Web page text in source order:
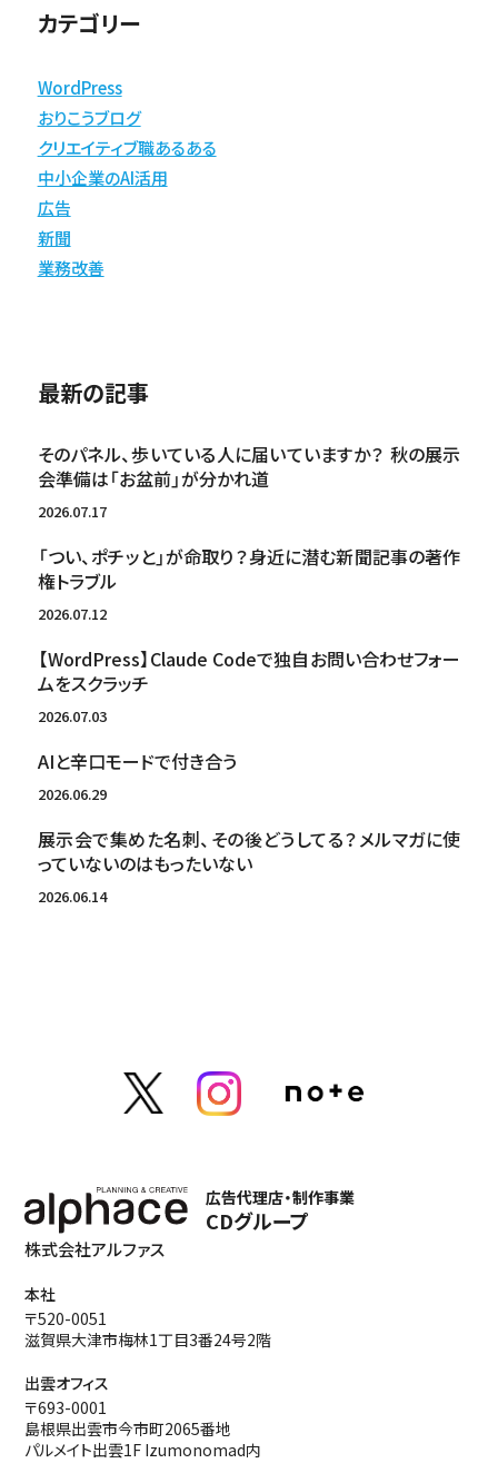
カテゴリー
WordPress
おりこうブログ
クリエイティブ職あるある
中小企業のAI活用
広告
新聞
業務改善
最新の記事
そのパネル、歩いている人に届いていますか？ 秋の展示
会準備は「お盆前」が分かれ道
2026.07.17
「つい、ポチッと」が命取り？身近に潜む新聞記事の著作
権トラブル
2026.07.12
【WordPress】Claude Codeで独自お問い合わせフォー
ムをスクラッチ
2026.07.03
AIと辛口モードで付き合う
2026.06.29
展示会で集めた名刺、その後どうしてる？メルマガに使
っていないのはもったいない
2026.06.14
広告代理店・制作事業
CDグループ
株式会社アルファス
本社
〒520-0051
滋賀県大津市梅林1丁目3番24号2階
出雲オフィス
〒693-0001
島根県出雲市今市町2065番地
パルメイト出雲1F Izumonomad内